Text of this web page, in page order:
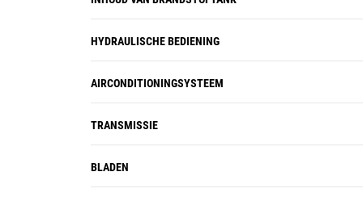
HYDRAULISCHE BEDIENING
AIRCONDITIONINGSYSTEEM
TRANSMISSIE
BLADEN